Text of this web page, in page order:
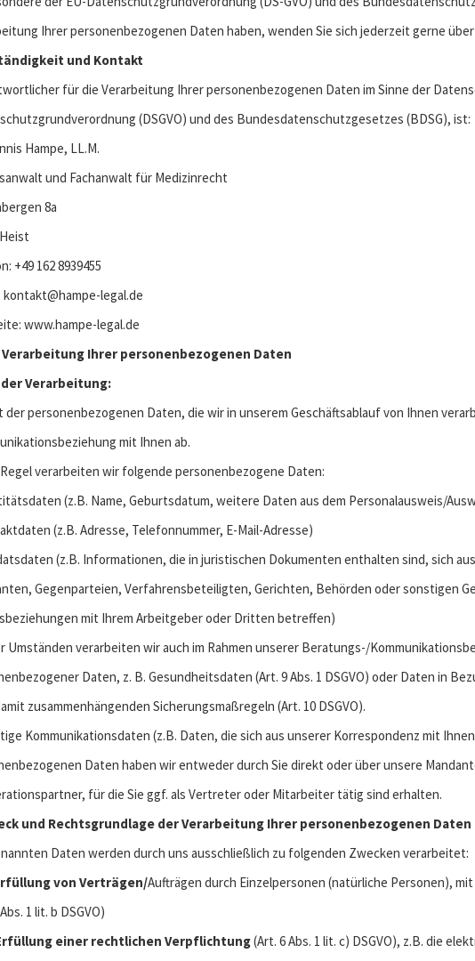
Ihrer personenbezogenen Daten haben, wenden Sie sich jederzeit gerne
und Kontakt
für die Verarbeitung Ihrer personenbezogenen Daten im Sinne der
(DSGVO) und des Bundesdatenschutzgesetzes (BDSG), ist:
Hampe, LL.M.
und Fachanwalt für Medizinrecht
8a
+49 162 8939455
kontakt@hampe-legal.de
www.hampe-legal.de
Verarbeitung Ihrer personenbezogenen Daten
Verarbeitung:
der personenbezogenen Daten, die wir in unserem Geschäftsablauf von Ihnen
mit Ihnen ab.
verarbeiten wir folgende personenbezogene Daten:
(z.B. Name, Geburtsdatum, weitere Daten aus dem Personalausweis/
(z.B. Adresse, Telefonnummer, E-Mail-Adresse)
(z.B. Informationen, die in juristischen Dokumenten enthalten sind, sich
Gegenparteien, Verfahrensbeteiligten, Gerichten, Behörden oder sonstigen
mit Ihrem Arbeitgeber oder Dritten betreffen)
Umständen verarbeiten wir auch im Rahmen unserer Beratungs-/
Daten, z. B. Gesundheitsdaten (Art. 9 Abs. 1 DSGVO) oder Daten in
zusammenhängenden Sicherungsmaßregeln (Art. 10 DSGVO).
Kommunikationsdaten (z.B. Daten, die sich aus unserer Korrespondenz mit
Daten haben wir entweder durch Sie direkt oder über unsere
für die Sie ggf. als Vertreter oder Mitarbeiter tätig sind erhalten.
und Rechtsgrundlage der Verarbeitung Ihrer personenbezogenen Daten
Daten werden durch uns ausschließlich zu folgenden Zwecken verarbeitet:
von Verträgen/Aufträgen durch Einzelpersonen (natürliche Personen),
1 lit. b DSGVO)
einer rechtlichen Verpflichtung(Art. 6 Abs. 1 lit. c) DSGVO), z.B. die